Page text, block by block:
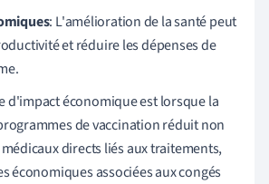
: L'amélioration de la santé peut
et réduire les dépenses de
d'impact économique est lorsque la
de vaccination réduit non
directs liés aux traitements,
économiques associées aux congés